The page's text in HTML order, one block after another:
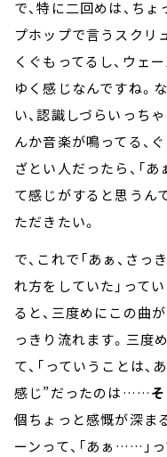
で、特に二回めは、ち
プホップで言うスクリ
くぐもってるし、ウェ
ゆく感じなんですね。
い、認識しづらいっち
んか音楽が鳴ってる、
ざとい人だったら、「
て感じがすると思うん
ただきたい。
で、これで「あぁ、さ
れ方をしていた」って
ると、三度めにこの曲
っきり流れます。三度
て、「っていうことは
感じ”だったのは……
個ちょっと感慨が深ま
ーンって、「あぁ……」